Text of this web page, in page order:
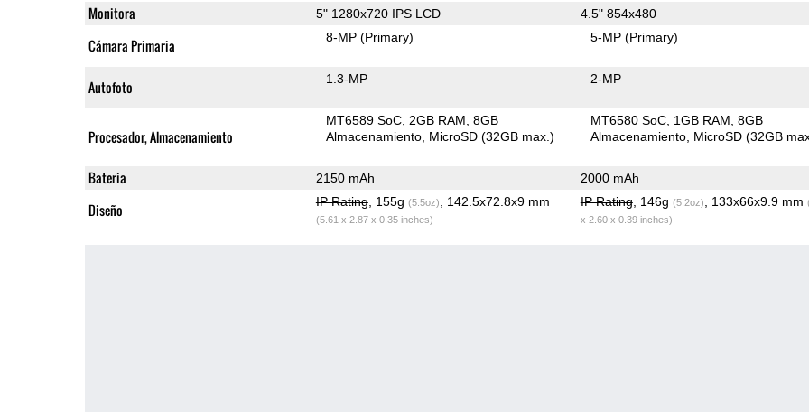
Monitora 5" 1280x720 IPS LCD 4.5" 854x480
Cámara Primaria 8-MP(Primary) 5-MP(Primary)
Autofoto 1.3-MP 2-MP
Procesador, Almacenamiento
MT6589 SoC 2GB RAM 8GB
Almacenamiento MicroSD (32GB max.)
MT6580 SoC 1GB RAM 8GB
Almacenamiento MicroSD (32GB
Bateria 2150 mAh 2000 mAh
Diseño IP Rating, 155g (5.5oz) , 142.5x72.8x9 mm
(5.61 x 2.87 x 0.35 inches)
IP Rating, 146g (5.2oz) , 133x66x9.9 mm
x 2.60 x 0.39 inches)